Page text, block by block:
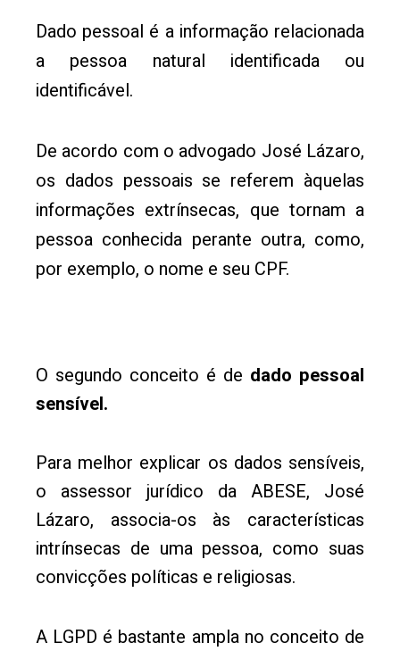
Dado pessoal é a informação relacionada
a pessoa natural identificada ou
identificável.
De acordo com o advogado José Lázaro,
os dados pessoais se referem àquelas
informações extrínsecas, que tornam a
pessoa conhecida perante outra, como,
por exemplo, o nome e seu CPF.
O segundo conceito é de dado pessoal
sensível.
Para melhor explicar os dados sensíveis,
o assessor jurídico da ABESE, José
Lázaro, associa-os às características
intrínsecas de uma pessoa, como suas
convicções políticas e religiosas.
A LGPD é bastante ampla no conceito de